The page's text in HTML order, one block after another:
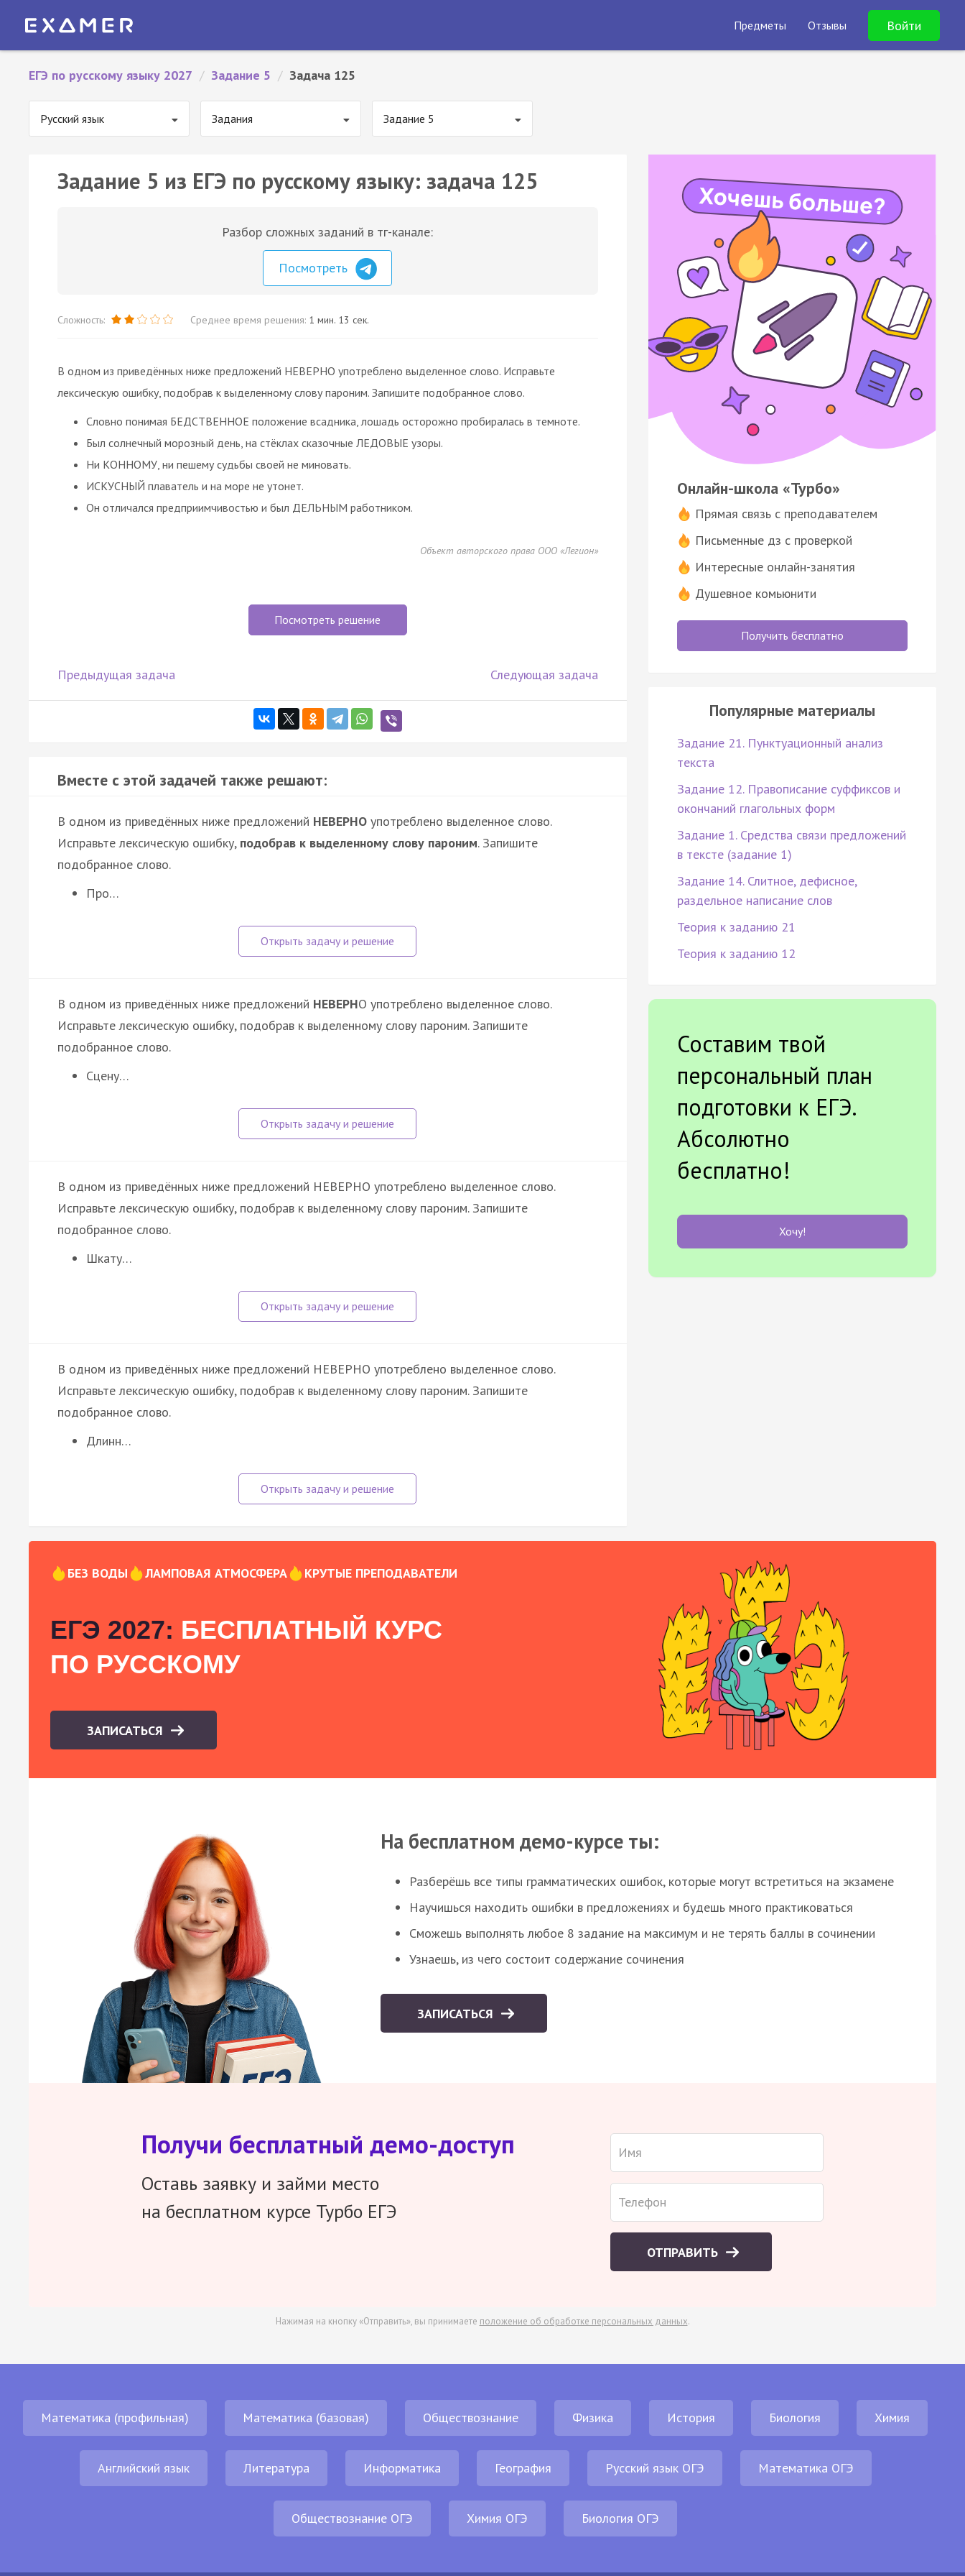
Предметы Отзывы Войти
ЕГЭ по русскому языку 2027 / Задание 5 / Задача 125
Русский язык Задания Задание 5
Задание 5 из ЕГЭ по русскому языку: задача 125
Разбор сложных заданий в тг-канале:
Посмотреть
Сложность: Среднее время решения: 1 мин. 13 сек.
В одном из приведённых ниже предложений НЕВЕРНО употреблено выделенное слово. Исправьте
лексическую ошибку, подобрав к выделенному слову пароним. Запишите подобранное слово.
Словно понимая БЕДСТВЕННОЕ положение всадника, лошадь осторожно пробиралась в темноте.
Был солнечный морозный день, на стёклах сказочные ЛЕДОВЫЕ узоры.
Ни КОННОМУ, ни пешему судьбы своей не миновать.
ИСКУСНЫЙ плаватель и на море не утонет.
Он отличался предприимчивостью и был ДЕЛЬНЫМ работником.
Объект авторского права ООО «Легион»
Посмотреть решение
Предыдущая задача Следующая задача
Вместе с этой задачей также решают:
В одном из приведённых ниже предложений НЕВЕРНО употреблено выделенное слово.
Исправьте лексическую ошибку, подобрав к выделенному слову пароним. Запишите
подобранное слово.
Про…
В одном из приведённых ниже предложений НЕВЕРНО употреблено выделенное слово.
Исправьте лексическую ошибку, подобрав к выделенному слову пароним. Запишите
подобранное слово.
Сцену…
В одном из приведённых ниже предложений НЕВЕРНО употреблено выделенное слово.
Исправьте лексическую ошибку, подобрав к выделенному слову пароним. Запишите
подобранное слово.
Шкату…
В одном из приведённых ниже предложений НЕВЕРНО употреблено выделенное слово.
Исправьте лексическую ошибку, подобрав к выделенному слову пароним. Запишите
подобранное слово.
Длинн…
Онлайн-школа «Турбо»
Прямая связь с преподавателем
Письменные дз с проверкой
Интересные онлайн-занятия
Душевное комьюнити
Получить бесплатно
Популярные материалы
Задание 21. Пунктуационный анализ
текста
Задание 12. Правописание суффиксов и
окончаний глагольных форм
Задание 1. Средства связи предложений
в тексте (задание 1)
Задание 14. Слитное, дефисное,
раздельное написание слов
Теория к заданию 21
Теория к заданию 12
Составим твой
персональный план
подготовки к ЕГЭ.
Абсолютно
бесплатно!
Хочу!
БЕЗ ВОДЫ ЛАМПОВАЯ АТМОСФЕРА КРУТЫЕ ПРЕПОДАВАТЕЛИ
ЕГЭ 2027: БЕСПЛАТНЫЙ КУРС
ПО РУССКОМУ
ЗАПИСАТЬСЯ
На бесплатном демо-курсе ты:
Разберёшь все типы грамматических ошибок, которые могут встретиться на экзамене
Научишься находить ошибки в предложениях и будешь много практиковаться
Сможешь выполнять любое 8 задание на максимум и не терять баллы в сочинении
Узнаешь, из чего состоит содержание сочинения
ЗАПИСАТЬСЯ
Получи бесплатный демо-доступ
Оставь заявку и займи место
на бесплатном курсе Турбо ЕГЭ
ОТПРАВИТЬ
Нажимая на кнопку «Отправить», вы принимаете положение об обработке персональных данных.
Математика (профильная) Математика (базовая) Обществознание Физика История Биология Химия
Английский язык Литература Информатика География Русский язык ОГЭ Математика ОГЭ
Обществознание ОГЭ Химия ОГЭ Биология ОГЭ